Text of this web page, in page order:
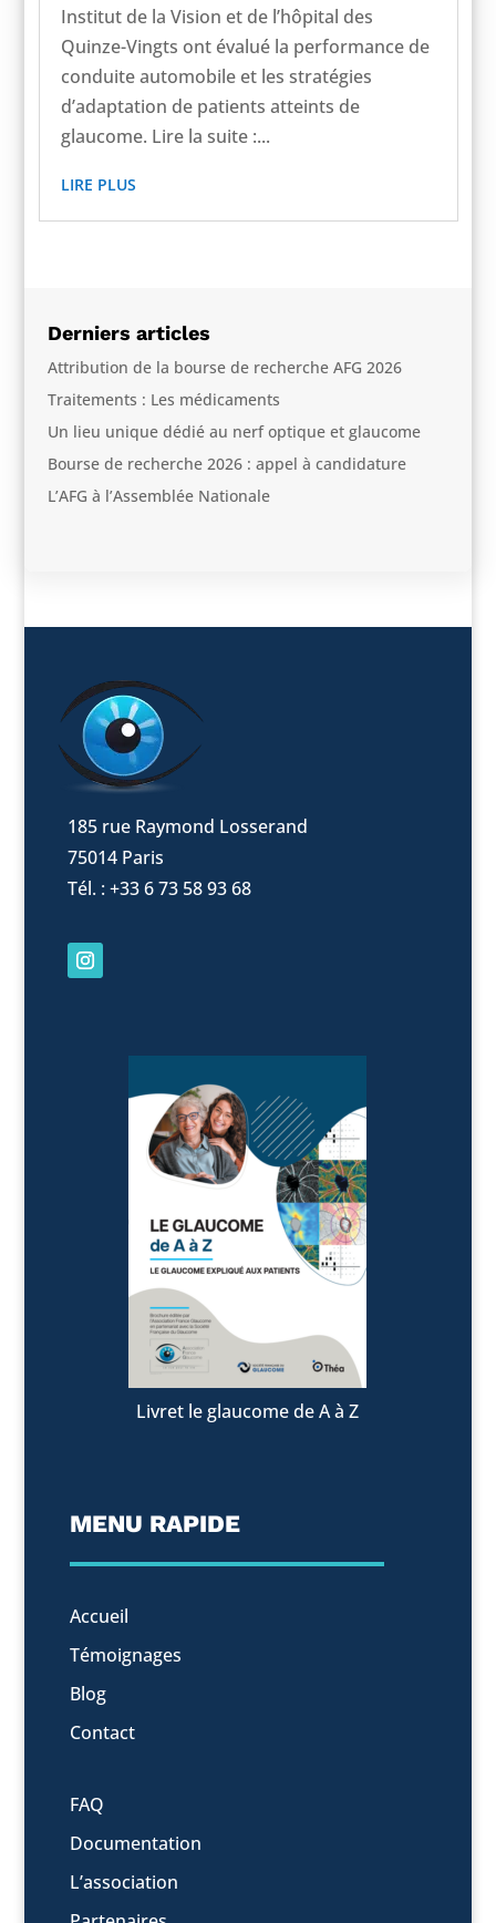
Institut de la Vision et de l’hôpital des
Quinze-Vingts ont évalué la performance de
conduite automobile et les stratégies
d’adaptation de patients atteints de
glaucome. Lire la suite :...
LIRE PLUS
Derniers articles
Attribution de la bourse de recherche AFG 2026
Traitements : Les médicaments
Un lieu unique dédié au nerf optique et glaucome
Bourse de recherche 2026 : appel à candidature
L’AFG à l’Assemblée Nationale
185 rue Raymond Losserand
75014 Paris
Tél. : +33 6 73 58 93 68
MENU RAPIDE
Accueil
Témoignages
Blog
Contact
FAQ
Documentation
L’association
Livret le glaucome de A à Z